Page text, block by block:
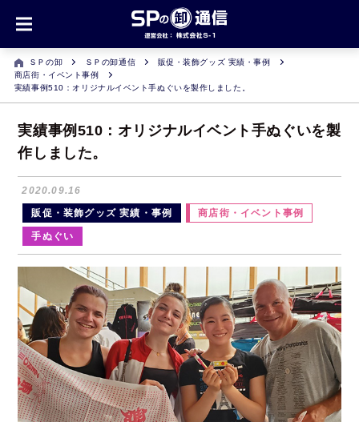
ＳＰの卸 ＳＰの卸通信
販促・装飾グッズ 実績・事例
商店街・イベント事例
実績事例510：オリジナルイベント手ぬぐいを製作しました。
実績事例510：オリジナルイベント手ぬぐいを製
作しました。
2020.09.16
販促・装飾グッズ 実績・事例
商店街・イベント事例
手ぬぐい